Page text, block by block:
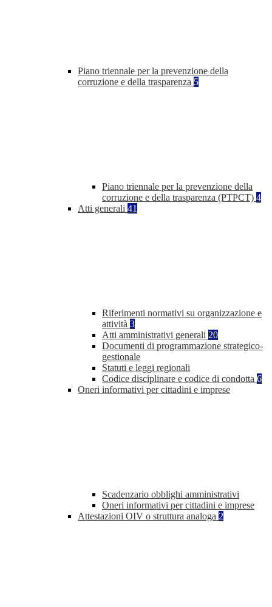
Piano triennale per la prevenzione della
corruzione e della trasparenza 5
Piano triennale per la prevenzione della
corruzione e della trasparenza (PTPCT) 4
Atti generali 41
Riferimenti normativi su organizzazione e
attività 3
Atti amministrativi generali 20
Documenti di programmazione strategico-
gestionale
Statuti e leggi regionali
Codice disciplinare e codice di condotta 6
Oneri informativi per cittadini e imprese
Scadenzario obblighi amministrativi
Oneri informativi per cittadini e imprese
Attestazioni OIV o struttura analoga 2